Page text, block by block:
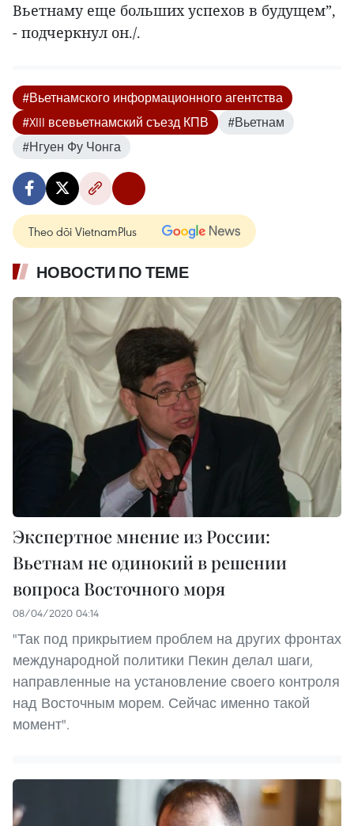
Вьетнаму еще больших успехов в будущем”,
- подчеркнул он./.
#Вьетнамского информационного агентства
#XIII всевьетнамский съезд КПВ
#Вьетнам
#Нгуен Фу Чонга
Theo dõi VietnamPlus
НОВОСТИ ПО ТЕМЕ
Экспертное мнение из России:
Вьетнам не одинокий в решении
вопроса Восточного моря
08/04/2020 04:14
"Так под прикрытием проблем на других фронтах
международной политики Пекин делал шаги,
направленные на установление своего контроля
над Восточным морем. Сейчас именно такой
момент".